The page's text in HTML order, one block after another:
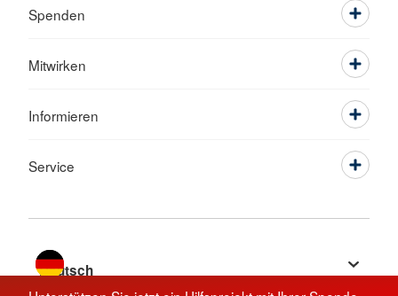
Spenden
Mitwirken
Informieren
Service
Sprache wechseln zu